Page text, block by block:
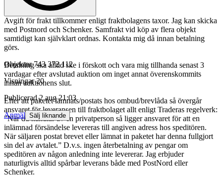
Avgift för frakt tillkommer enligt fraktbolagens taxor. Jag kan skicka
med Postnord och Schenker. Samfrakt vid köp av flera objekt
samtidigt kan självklart ordnas. Kontakta mig då innan betalning
görs.
Betalning ska alltid ske i förskott och vara mig tillhanda senast 3
vardagar efter avslutad auktion om inget annat överenskommits
innan auktionens slut.
Efter att paketet lämnats/postats hos ombud/brevlåda så övergår
ansvaret för leveransen till fraktbolaget allt enligt Traderas regelverk:
”När du handlar av en privatperson så ligger ansvaret för att en
inlämnad försändelse levereras till angiven adress hos speditören.
När säljaren postat brevet eller lämnat in paketet har denna fullgjort
sin del av avtalet.” D.v.s. ingen återbetalning av pengar om
speditören av någon anledning inte levererar. Jag erbjuder
naturligtvis alltid spårbar leverans både med PostNord eller
Schenker.
Objektnr 743 372 112
Visningar 20
Publicerad 2 aug 21:03
Anmäl Sälj liknande